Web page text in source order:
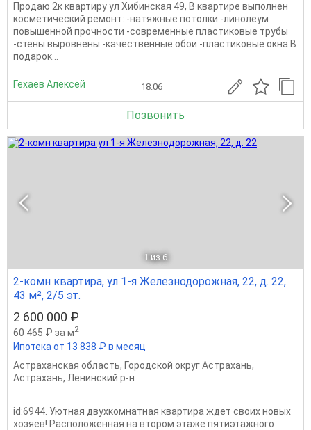
Продаю 2к квартиру ул Хибинская 49, В квартире выполнен
косметический ремонт: -натяжные потолки -линолеум
повышенной прочности -современные пластиковые трубы
-стены выровнены -качественные обои -пластиковые окна В
подарок...
Гехаев Алексей 18.06
Позвонить
1 из 6
2-комн квартира, ул 1-я Железнодорожная, 22, д. 22,
43 м², 2/5 эт.
2 600 000 ₽
60 465 ₽ за м2
Ипотека от 13 838 ₽ в месяц
Астраханская область, Городской округ Астрахань,
Астрахань, Ленинский р-н
id:6944. Уютная двухкомнатная квартира ждет своих новых
хозяев! Расположенная на втором этаже пятиэтажного